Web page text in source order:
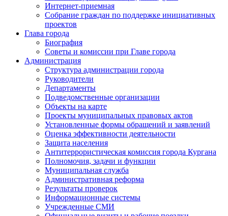
Интернет-приемная
Собрание граждан по поддержке инициативных
проектов
Глава города
Биография
Советы и комиссии при Главе города
Администрация
Структура администрации города
Руководители
Департаменты
Подведомственные организации
Объекты на карте
Проекты муниципальных правовых актов
Установленные формы обращений и заявлений
Оценка эффективности деятельности
Защита населения
Антитеррористическая комиссия города Кургана
Полномочия, задачи и функции
Муниципальная служба
Административная реформа
Результаты проверок
Информационные системы
Учрежденные СМИ